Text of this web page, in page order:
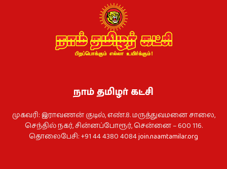
நாம் தமிழர் கட்சி
முகவரி: இராவணன் குடில், எண்.8. மருத்துவமனை சாலை,
செந்தில் நகர், சின்னப்போரூர், சென்னை – 600 116.
தொலைபேசி: +91 44 4380 4084join.naamtamilar.org